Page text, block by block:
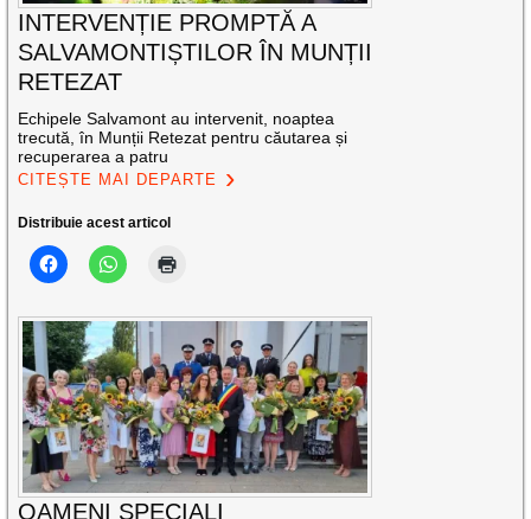
INTERVENȚIE PROMPTĂ A
SALVAMONTIȘTILOR ÎN MUNȚII
RETEZAT
Echipele Salvamont au intervenit, noaptea
trecută, în Munții Retezat pentru căutarea și
recuperarea a patru
CITEȘTE MAI DEPARTE
Distribuie acest articol
OAMENI SPECIALI